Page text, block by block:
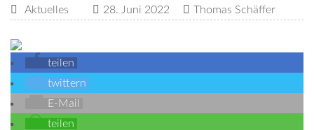
Aktuelles 28. Juni 2022 Thomas Schäffer
teilen
twittern
E-Mail
teilen